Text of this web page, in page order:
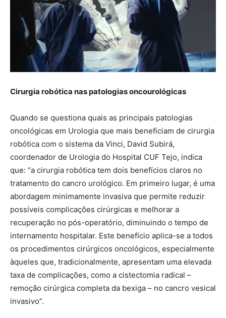
Cirurgia robótica nas patologias oncourológicas
Quando se questiona quais as principais patologias
oncológicas em Urologia que mais beneficiam de cirurgia
robótica com o sistema da Vinci, David Subirá,
coordenador de Urologia do Hospital CUF Tejo, indica
que: “a cirurgia robótica tem dois benefícios claros no
tratamento do cancro urológico. Em primeiro lugar, é uma
abordagem minimamente invasiva que permite reduzir
possíveis complicações cirúrgicas e melhorar a
recuperação no pós-operatório, diminuindo o tempo de
internamento hospitalar. Este benefício aplica-se a todos
os procedimentos cirúrgicos oncológicos, especialmente
àqueles que, tradicionalmente, apresentam uma elevada
taxa de complicações, como a cistectomia radical –
remoção cirúrgica completa da bexiga – no cancro vesical
invasivo”.